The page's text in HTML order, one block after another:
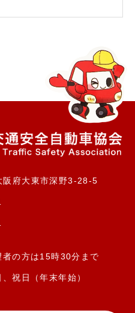
府大東市深野3-28-5
者の方は15時30分まで
祝日（年末年始）